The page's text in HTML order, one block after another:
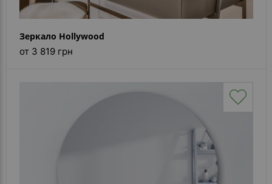
Зеркало Hollywood
от 3 819 грн